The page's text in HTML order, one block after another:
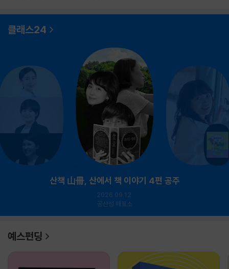
클래스24
산책 山冊, 산에서 책 이야기 4편 공주
2026.09.12.
공산성 매표소
예스펀딩